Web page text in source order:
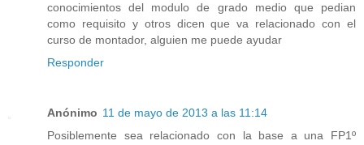
conocimientos del modulo de grado medio que pedian
como requisito y otros dicen que va relacionado con el
curso de montador, alguien me puede ayudar
Responder
Anónimo 11 de mayo de 2013 a las 11:14
Posiblemente sea relacionado con la base a una FP1º